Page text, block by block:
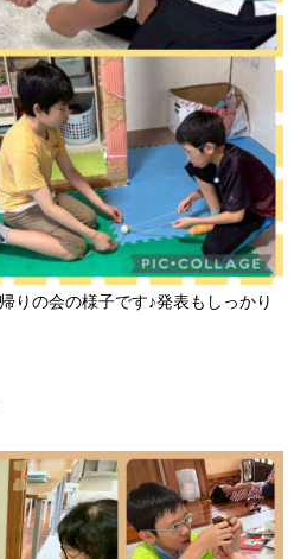
りの会の様子です♪発表もしっかり